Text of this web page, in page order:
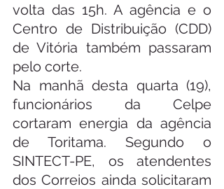
volta das 15h. A agência e o
Centro de Distribuição (CDD)
de Vitória também passaram
pelo corte.
Na manhã desta quarta (19),
funcionários da Celpe
cortaram energia da agência
de Toritama. Segundo o
SINTECT-PE, os atendentes
dos Correios ainda solicitaram